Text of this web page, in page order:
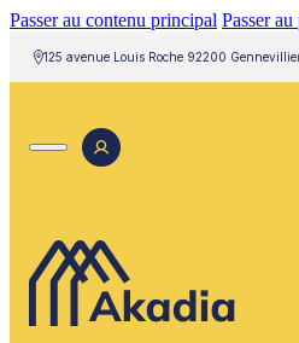
Passer au contenu principal Passer
125 avenue Louis Roche 92200